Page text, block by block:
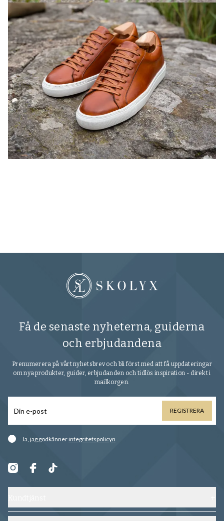
Få de senaste nyheterna, guiderna
och erbjudandena
Prenumerera på vårt nyhetsbrev och bli först med att få uppdateringar
om nya produkter, guider, erbjudanden och tidlös inspiration - direkt i
mailkorgen.
REGISTRERA
Ja, jag godkännerintegritetspolicyn
Kontakta oss